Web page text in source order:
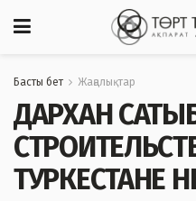
Басты бет Жаңалықтар
ДАРХАН
ТУРКЕСТАНЕ